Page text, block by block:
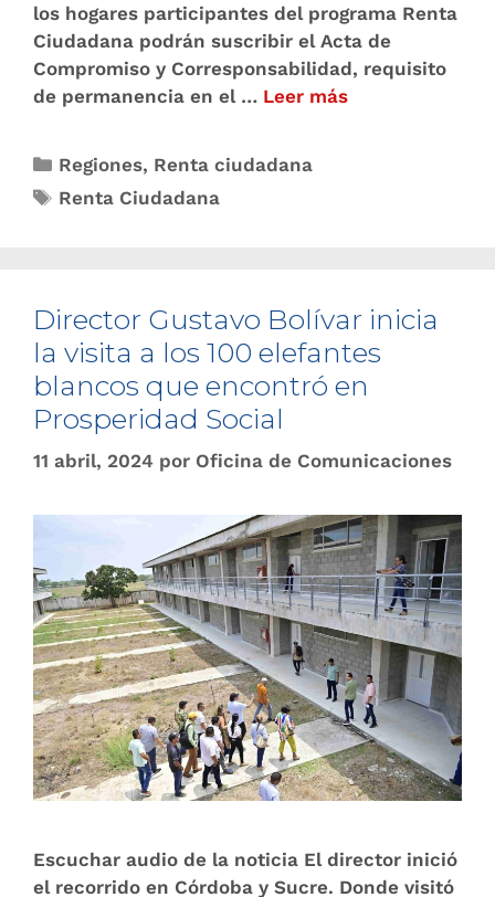
los hogares participantes del programa Renta
Ciudadana podrán suscribir el Acta de
Compromiso y Corresponsabilidad, requisito
de permanencia en el … Leer más
Regiones, Renta ciudadana
Renta Ciudadana
Director Gustavo Bolívar inicia
la visita a los 100 elefantes
blancos que encontró en
Prosperidad Social
11 abril, 2024 por Oficina de Comunicaciones
Escuchar audio de la noticia El director inició
el recorrido en Córdoba y Sucre. Donde visitó